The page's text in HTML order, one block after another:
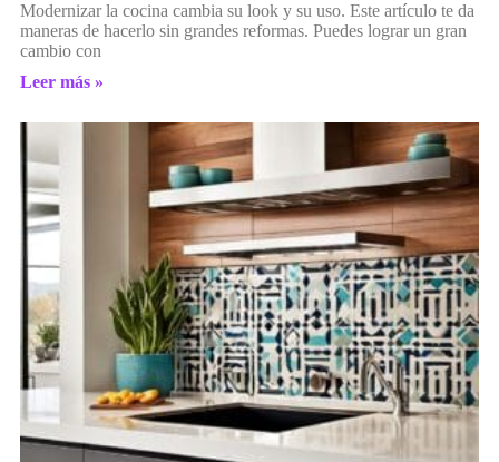
Modernizar la cocina cambia su look y su uso. Este artículo te da
maneras de hacerlo sin grandes reformas. Puedes lograr un gran
cambio con
Leer más »